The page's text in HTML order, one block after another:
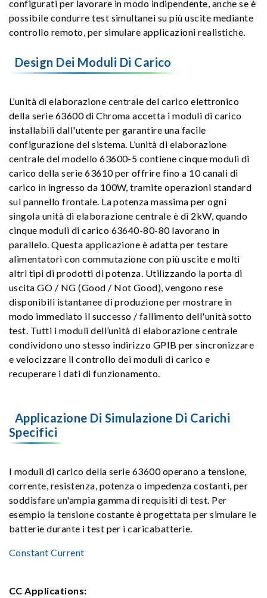
configurati per lavorare in modo indipendente, anche se è
possibile condurre test simultanei su più uscite mediante
controllo remoto, per simulare applicazioni realistiche.
Design Dei Moduli Di Carico
L’unità di elaborazione centrale del carico elettronico
della serie 63600 di Chroma accetta i moduli di carico
installabili dall'utente per garantire una facile
configurazione del sistema. L’unità di elaborazione
centrale del modello 63600-5 contiene cinque moduli di
carico della serie 63610 per offrire fino a 10 canali di
carico in ingresso da 100W, tramite operazioni standard
sul pannello frontale. La potenza massima per ogni
singola unità di elaborazione centrale è di 2kW, quando
cinque moduli di carico 63640-80-80 lavorano in
parallelo. Questa applicazione è adatta per testare
alimentatori con commutazione con più uscite e molti
altri tipi di prodotti di potenza. Utilizzando la porta di
uscita GO / NG (Good / Not Good), vengono rese
disponibili istantanee di produzione per mostrare in
modo immediato il successo / fallimento dell'unità sotto
test. Tutti i moduli dell’unità di elaborazione centrale
condividono uno stesso indirizzo GPIB per sincronizzare
e velocizzare il controllo dei moduli di carico e
recuperare i dati di funzionamento.
Applicazione Di Simulazione Di Carichi
Specifici
I moduli di carico della serie 63600 operano a tensione,
corrente, resistenza, potenza o impedenza costanti, per
soddisfare un'ampia gamma di requisiti di test. Per
esempio la tensione costante è progettata per simulare le
batterie durante i test per i caricabatterie.
Constant Current
CC Applications: